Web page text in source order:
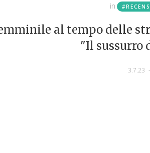
in
al tempo delle
"Il sussurro
3.7.23 -